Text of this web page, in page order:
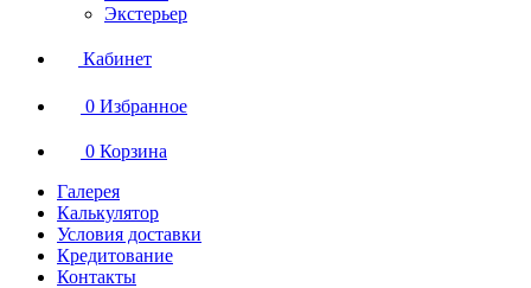
Экстерьер
Кабинет
0 Избранное
0 Корзина
Галерея
Калькулятор
Условия доставки
Кредитование
Контакты